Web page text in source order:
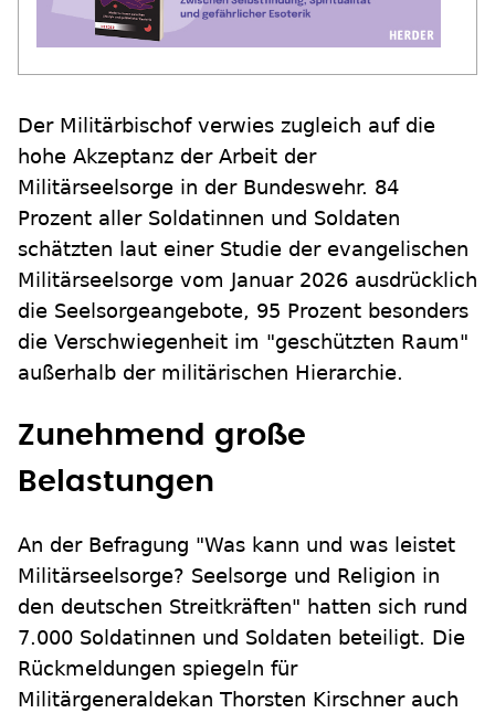
Der Militärbischof verwies zugleich auf die
hohe Akzeptanz der Arbeit der
Militärseelsorge in der Bundeswehr. 84
Prozent aller Soldatinnen und Soldaten
schätzten laut einer Studie der evangelischen
Militärseelsorge vom Januar 2026 ausdrücklich
die Seelsorgeangebote, 95 Prozent besonders
die Verschwiegenheit im "geschützten Raum"
außerhalb der militärischen Hierarchie.
Zunehmend große
Belastungen
An der Befragung "Was kann und was leistet
Militärseelsorge? Seelsorge und Religion in
den deutschen Streitkräften" hatten sich rund
7.000 Soldatinnen und Soldaten beteiligt. Die
Rückmeldungen spiegeln für
Militärgeneraldekan Thorsten Kirschner auch